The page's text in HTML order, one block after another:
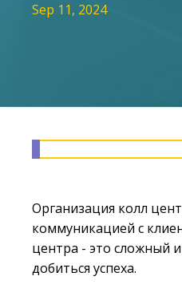
Sep 11, 2024
Организация колл
коммуникацией с
центра - это сложный
добиться успеха.